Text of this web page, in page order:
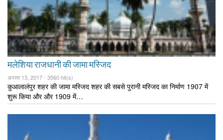
मलेशिया राजधानी की जामा मस्जिद
अगस्त 13, 2017 - 3560 hit(s)
कुआलालंपुर शहर की जामा मस्जिद शहर की सबसे पुरानी मस्जिद का निर्माण 1907 में
शुरू किया और और 1909 में…